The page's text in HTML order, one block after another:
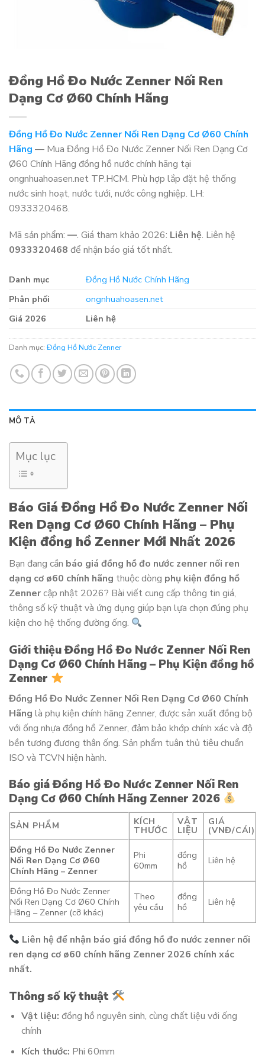
Đồng Hồ Đo Nước Zenner Nối Ren
Dạng Cơ Ø60 Chính Hãng
Đồng Hồ Đo Nước Zenner Nối Ren Dạng Cơ Ø60 Chính
Hãng — Mua Đồng Hồ Đo Nước Zenner Nối Ren Dạng Cơ
Ø60 Chính Hãng đồng hồ nước chính hãng tại
ongnhuahoasen.net TP.HCM. Phù hợp lắp đặt hệ thống
nước sinh hoạt, nước tưới, nước công nghiệp. LH:
0933320468.
Mã sản phẩm: —. Giá tham khảo 2026: Liên hệ. Liên hệ
0933320468 để nhận báo giá tốt nhất.
Danh mục
Đồng Hồ Nước Chính Hãng
Phân phối
ongnhuahoasen.net
Giá 2026
Liên hệ
Danh mục: Đồng Hồ Nước Zenner
MÔ TẢ
Mục lục
Báo Giá Đồng Hồ Đo Nước Zenner Nối
Ren Dạng Cơ Ø60 Chính Hãng – Phụ
Kiện đồng hồ Zenner Mới Nhất 2026
Bạn đang cần báo giá đồng hồ đo nước zenner nối ren
dạng cơ ø60 chính hãng thuộc dòng phụ kiện đồng hồ
Zennercập nhật 2026? Bài viết cung cấp thông tin giá,
thông số kỹ thuật và ứng dụng giúp bạn lựa chọn đúng phụ
kiện cho hệ thống đường ống.
Giới thiệu Đồng Hồ Đo Nước Zenner Nối Ren
Dạng Cơ Ø60 Chính Hãng – Phụ Kiện đồng hồ
Zenner
Đồng Hồ Đo Nước Zenner Nối Ren Dạng Cơ Ø60 Chính
Hãng là phụ kiện chính hãng Zenner, được sản xuất đồng bộ
với ống nhựa đồng hồ Zenner, đảm bảo khớp chính xác và độ
bền tương đương thân ống. Sản phẩm tuân thủ tiêu chuẩn
ISO và TCVN hiện hành.
Báo giá Đồng Hồ Đo Nước Zenner Nối Ren
Dạng Cơ Ø60 Chính Hãng Zenner 2026
SẢN PHẨM KÍCH
THƯỚC
VẬT
LIỆU
GIÁ
(VNĐ/CÁI)
Đồng Hồ Đo Nước Zenner
Nối Ren Dạng Cơ Ø60
Chính Hãng – Zenner
Phi
60mm
đồng
hồ
Liên hệ
Đồng Hồ Đo Nước Zenner
Nối Ren Dạng Cơ Ø60 Chính
Hãng – Zenner (cỡ khác)
Theo
yêu cầu
đồng
hồ
Liên hệ
Liên hệ để nhận báo giá đồng hồ đo nước zenner nối
ren dạng cơ ø60 chính hãng Zenner 2026 chính xác
nhất.
Thông số kỹ thuật
Vật liệu: đồng hồ nguyên sinh, cùng chất liệu với ống
chính
Kích thước: Phi 60mm